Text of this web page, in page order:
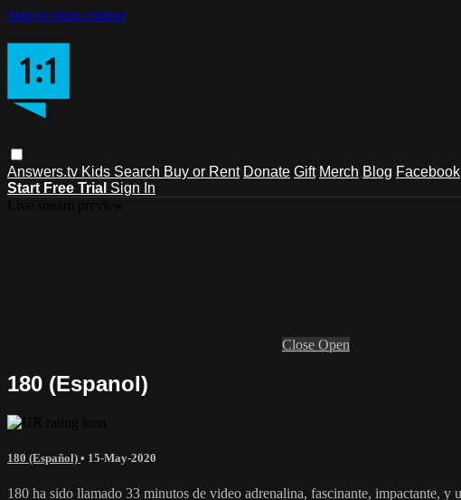
Skip to main content
Answers.tv Kids Search Buy or Rent Donate Gift Merch Blog Facebook
Start Free Trial Sign In
Close Open
180 (Espanol)
180 (Español) • 15-May-2020
180 ha sido llamado 33 minutos de video adrenalina, fascinante, impactante,